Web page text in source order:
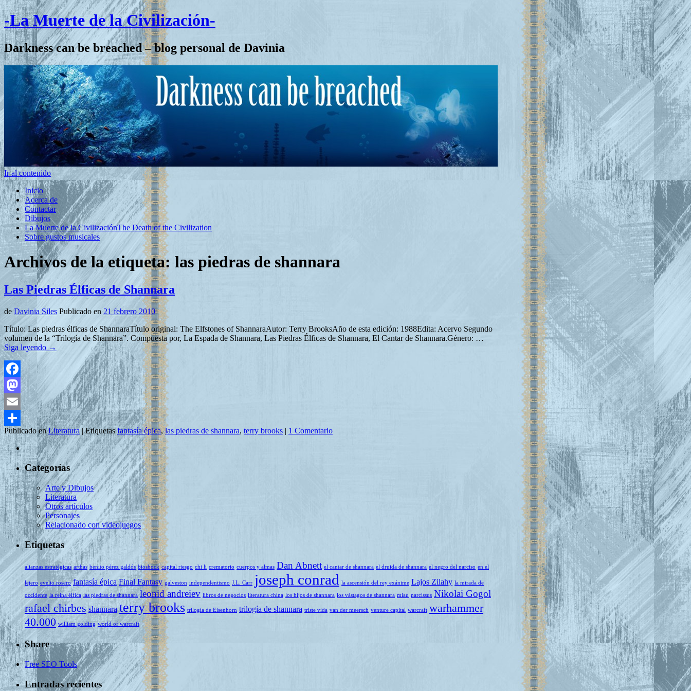
-La Muerte de la Civilización-
Darkness can be breached – blog personal de Davinia
Ir al contenido
Inicio
Acerca de
Contactar
Dibujos
La Muerte de la CivilizaciónThe Death of the Civilization
Sobre gustos musicales
Archivos de la etiqueta: las piedras de shannara
Las Piedras Élficas de Shannara
de Davinia Siles Publicado en 21 febrero 2010
Título: Las piedras élficas de ShannaraTítulo original: The Elfstones of ShannaraAutor: Terry BrooksAño de esta edición: 1988Edita: Acervo Segundo
volumen de la “Trilogía de Shannara”. Compuesta por, La Espada de Shannara, Las Piedras Élficas de Shannara, El Cantar de Shannara.Género: …
Siga leyendo →
Facebook
Mastodon
Email
Compartir
Publicado en Literatura | Etiquetas fantasía épica,las piedras de shannara, terry brooks | 1 Comentario
Categorías
Arte y Dibujos
Literatura
Otros artículos
Personajes
Relacionado con videojuegos
Etiquetas
alianzas estratégicas arthas benito pérez galdós bioshock capital riesgo chi li crematorio cuerpos y almas Dan Abnett el cantar de shannara el druida de shannara el negro del narciso en el
lejero evelio rosero fantasía épica Final Fantasy galveston independentismo J.L. Carr joseph conrad la ascensión del rey exánime Lajos Zilahy la mirada de
occidente la reina élfica las piedras de shannara leonid andreiev libros de negocios literatura china los hijos de shannara los vástagos de shannara miau narcissus Nikolai Gogol
rafael chirbes shannara terry brooks trilogía de Eisenhorn trilogía de shannara triste vida van der meersch venture capital warcraft warhammer
40.000 william golding world of warcraft
Share
Free SEO Tools
Entradas recientes